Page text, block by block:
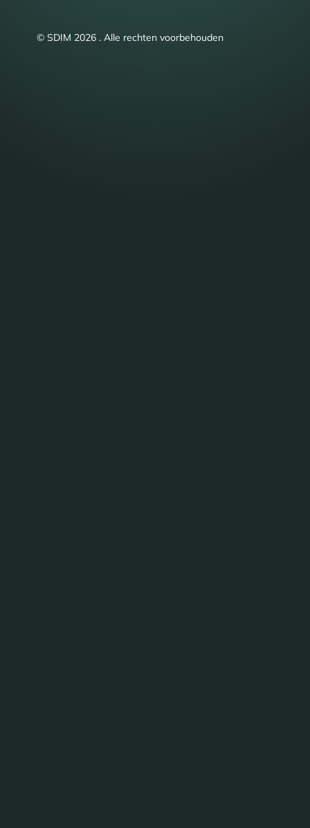
© SDIM 2026 . Alle rechten voorbehouden